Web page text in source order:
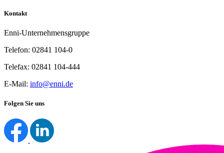
Kontakt
Enni-Unternehmensgruppe
Telefon: 02841 104-0
Telefax: 02841 104-444
E-Mail: info@enni.de
Folgen Sie uns